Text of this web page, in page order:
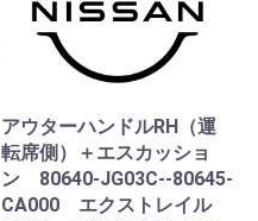
アウターハンドルRH（運
転席側）＋エスカッショ
ン 80640-JG03C--80645-
CA000 エクストレイル